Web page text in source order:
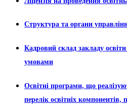
Структура та органи
Кадровий склад закладу освіти
умовами
Освітні програми, що
перелік освітніх компонентів,